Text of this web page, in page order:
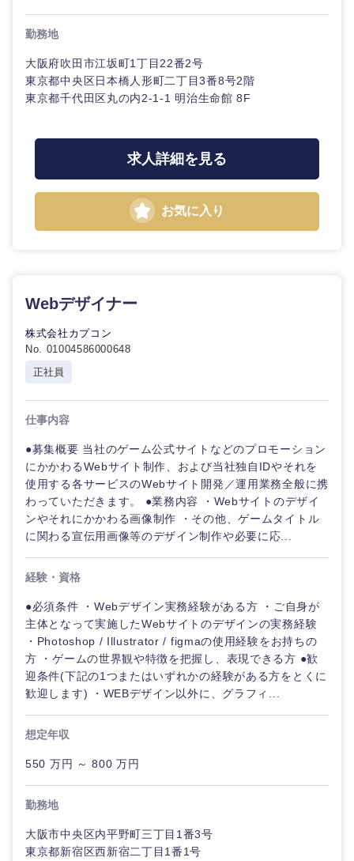
経営企
画・事業
経営ボー
ド
管理
SCM
テ
ン
グ
サービス
クリエイ
ティブ
コンサル
タント
専門職
技術職
（IT）、
Webサー
ビス・制
作、ゲー
技術職
（モノづ
職
メディカ
事業企画・事業開発
M&A・事業投資
経営企画・事業企画
経営ボード
管理
クリエイティブ
コンサルタント
技術職（IT）、Webサービス・制作、ゲーム
技術職（モノづくり）
金融専門職
不動産専門職
建設・施工管理
事務職
その他
商社・卸
エネルギー・資源・環境
電気・電子・半導体
素材・化学・金属
メディカル・ヘルスケア・ライフサイエンス
金融
建設・不動産
倉庫・運輸・物流
小売・通販・外食
IT・通信
コンサル・シンクタンク
広告・宣伝・印刷
マスメディア
北海道・東北地方
北海道
秋田県 岩手県
山形県
福島県
推奨年齢
20代 30代
急募
上場企業
外資系企業 英語を活かす
転勤なし 海外勤務あり
フルリモート
年間休日120日以
上
勤務地
大阪府吹田市江坂町1丁目22番2号
東京都中央区日本橋人形町二丁目3番8号2階
東京都千代田区丸の内2-1-1 明治生命館 8F
求人詳細を見る
お気に入り
Webデザイナー
株式会社カプコン
No. 01004586000648
正社員
仕事内容
●募集概要 当社のゲーム公式サイトなどのプロモーション
にかかわるWebサイト制作、および当社独自IDやそれを
使用する各サービスのWebサイト開発／運用業務全般に携
わっていただきます。 ●業務内容 ・Webサイトのデザイ
ンやそれにかかわる画像制作 ・その他、ゲームタイトル
に関わる宣伝用画像等のデザイン制作や必要に応...
経験・資格
●必須条件 ・Webデザイン実務経験がある方 ・ご自身が
主体となって実施したWebサイトのデザインの実務経験
・Photoshop / Illustrator / figmaの使用経験をお持ちの
方 ・ゲームの世界観や特徴を把握し、表現できる方 ●歓
迎条件(下記の1つまたはいずれかの経験がある方をとくに
歓迎します) ・WEBデザイン以外に、グラフィ...
想定年収
550 万円 ～ 800 万円
勤務地
大阪市中央区内平野町三丁目1番3号
東京都新宿区西新宿二丁目1番1号